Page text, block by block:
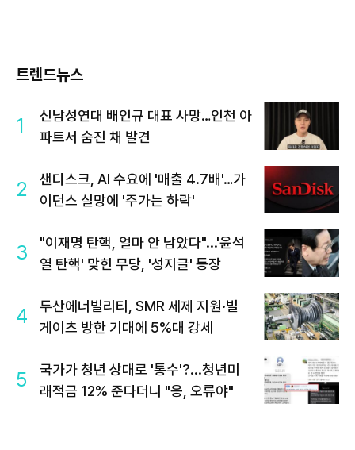
트렌드뉴스
1
신남성연대 배인규 대표 사망…인천 아
파트서 숨진 채 발견
2
샌디스크, AI 수요에 '매출 4.7배'…가
이던스 실망에 '주가는 하락'
3
"이재명 탄핵, 얼마 안 남았다"...'윤석
열 탄핵' 맞힌 무당, '성지글' 등장
4
두산에너빌리티, SMR 세제 지원·빌
게이츠 방한 기대에 5%대 강세
5
국가가 청년 상대로 '통수'?...청년미
래적금 12% 준다더니 "응, 오류야"